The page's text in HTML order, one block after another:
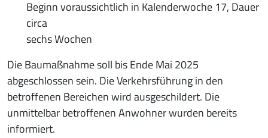
Beginn voraussichtlich in Kalenderwoche 17, Dauer
circa
sechs Wochen
Die Baumaßnahme soll bis Ende Mai 2025
abgeschlossen sein. Die Verkehrsführung in den
betroffenen Bereichen wird ausgeschildert. Die
unmittelbar betroffenen Anwohner wurden bereits
informiert.